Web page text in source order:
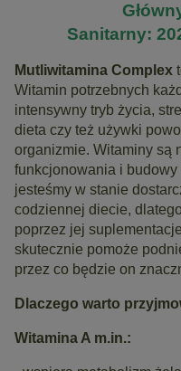
Sanitarny:
Mutliwitamina Complex
Witamin potrzebnych
intensywny tryb życia,
dieta czy też używki
organizmie. Witaminy są
funkcjonowania i
jesteśmy w stanie
codziennej diecie,
poprzez jej
skutecznie pomoże
przez co będzie on
Dlaczego warto
Witamina A m.in.: